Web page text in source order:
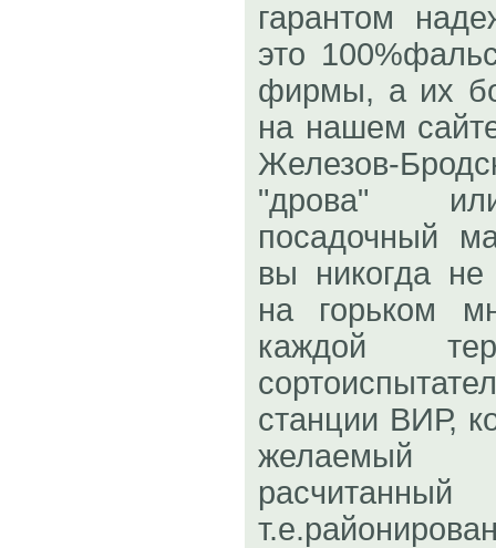
гарантом
это
фирмы, а их
на нашем
Железов-
"дрова"
посадочный
вы никогда не
на горьком
каждой
станции ВИР,
желаемый